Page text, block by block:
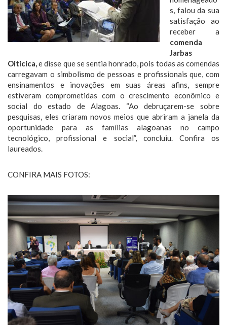
s, falou da sua
satisfação ao
receber a
comenda
Jarbas
Oiticica,e disse que se sentia honrado, pois todas as comendas
carregavam o simbolismo de pessoas e profissionais que, com
ensinamentos e inovações em suas áreas afins, sempre
estiveram comprometidas com o crescimento econômico e
social do estado de Alagoas. “Ao debruçarem-se sobre
pesquisas, eles criaram novos meios que abriram a janela da
oportunidade para as famílias alagoanas no campo
tecnológico, profissional e social”, concluiu. Confira os
laureados.
CONFIRA MAIS FOTOS: